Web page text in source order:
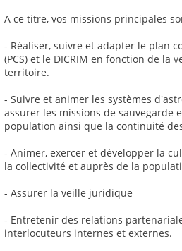
A ce titre, vos missions principales
- Réaliser, suivre et adapter le plan
(PCS) et le DICRIM en fonction de la
territoire.
- Suivre et animer les systèmes
assurer les missions de sauvegarde
population ainsi que la continuité
- Animer, exercer et développer la
la collectivité et auprès de la
- Assurer la veille juridique
- Entretenir des relations
interlocuteurs internes et externes.